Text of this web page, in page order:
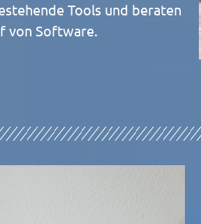
Tools und beraten
von Software.